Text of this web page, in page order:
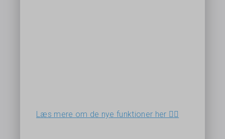
Læs mere om de nye funktioner her 👉🏻